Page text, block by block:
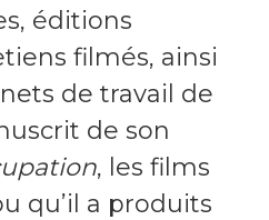
éditions
filmés, ainsi
de travail de
de son
, les films
qu’il a produits